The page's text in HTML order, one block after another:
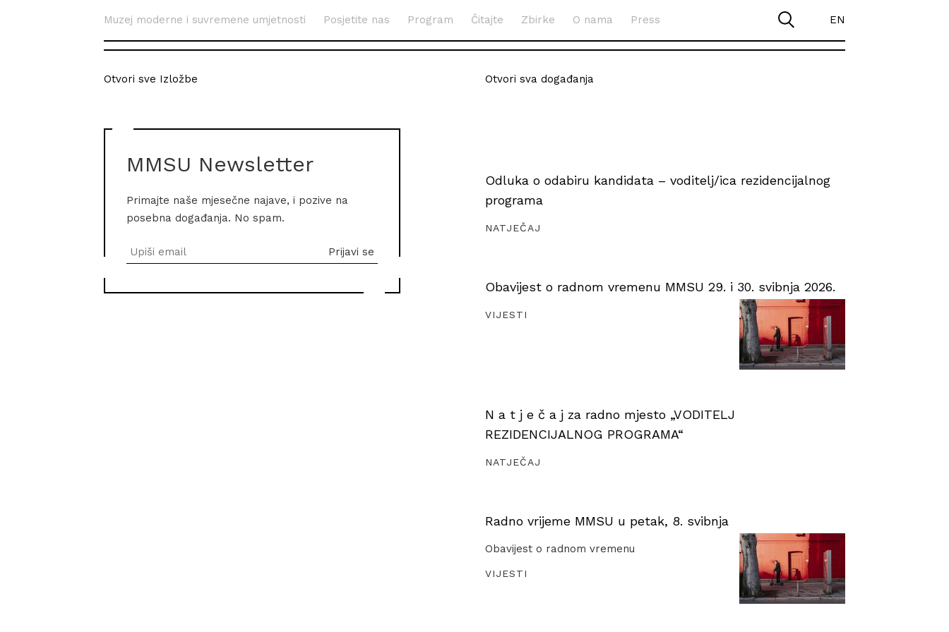
Muzej moderne i suvremene umjetnosti Posjetite nas Program Čitajte Zbirke O nama Press EN
Otvori sve Izložbe
MMSU Newsletter
Primajte naše mjesečne najave, i pozive na
posebna događanja. No spam.
Otvori sva događanja
Odluka o odabiru kandidata – voditelj/ica rezidencijalnog
programa
NATJEČAJ
Obavijest o radnom vremenu MMSU 29. i 30. svibnja 2026.
VIJESTI
N a t j e č a j za radno mjesto „VODITELJ
REZIDENCIJALNOG PROGRAMA“
NATJEČAJ
Radno vrijeme MMSU u petak, 8. svibnja
Obavijest o radnom vremenu
VIJESTI